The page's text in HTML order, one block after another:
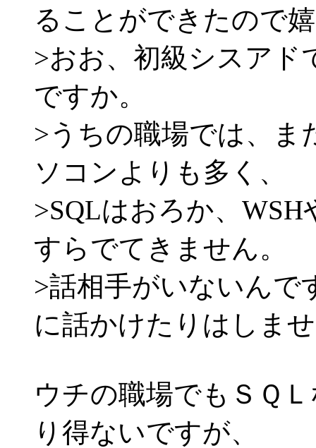
ることができたので
>おお、初級シスアド
ですか。
>うちの職場では、ま
ソコンよりも多く、
>SQLはおろか、
すらでてきません。
>話相手がいないんで
に話かけたりはしま
ウチの職場でもＳＱ
り得ないですが、